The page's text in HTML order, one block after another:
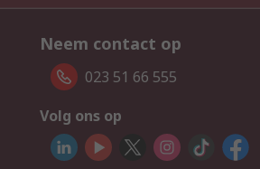
Neem contact op
023 51 66 555
Volg ons op